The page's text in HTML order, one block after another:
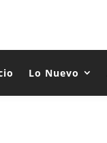
Lo Nuevo